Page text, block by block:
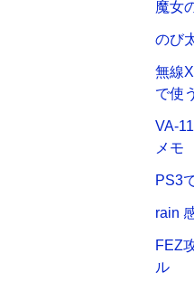
魔女
のび
無線
で使
VA-
メモ
PS3
rain
FEZ
ル